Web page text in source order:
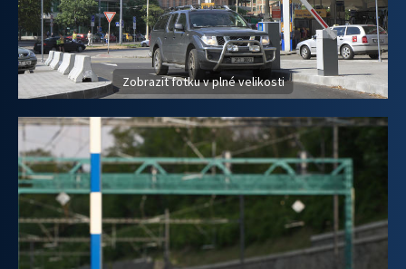
Zobrazit fotku v plné velikosti